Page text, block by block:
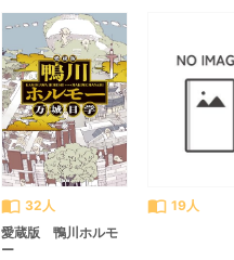
import_contacts 32人
愛蔵版 鴨川ホルモ
ー
import_contacts 19人